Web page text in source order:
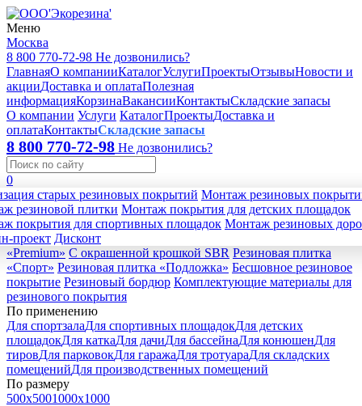
Меню
Москва
8 800 770-72-98 Не дозвонились?
ГлавнаяО компанииКаталогУслугиПроектыОтзывыНовости и
акцииДоставка и оплатаПолезная
информацияКорзинаВакансииКонтактыСкладские запасы
О компании Услуги КаталогПроектыДоставка и
оплатаКонтактыСкладские запасы
8 800 770-72-98 Не дозвонились?
0
Отзывы Новости и акции Полезная информация Обратная связь
старых резиновых покрытий Монтаж резиновых
резиновой плитки Монтаж покрытия для детских площадок
покрытия для спортивных площадок Монтаж резиновых
проект Дисконт
По категориям
Резиновая плитка Резиновая плитка «Comfort» Резиновая
плитка «Lite» Резиновая плитка «Пазл» Резиновая плитка для
ТИРА Резиновая плитка 1000x1000
«Premium» С окрашенной крошкой SBR Резиновая плитка
«Спорт» Резиновая плитка «Подложка» Бесшовное резиновое
покрытие Резиновый бордюр Комплектующие материалы для
резинового покрытия
По применению
Для спортзалаДля спортивных площадокДля детских
площадокДля каткаДля дачиДля бaссейнаДля конюшенДля
тировДля парковокДля гаражаДля тротуараДля складских
помещенийДля производственных помещений
По размеру
500x5001000x1000